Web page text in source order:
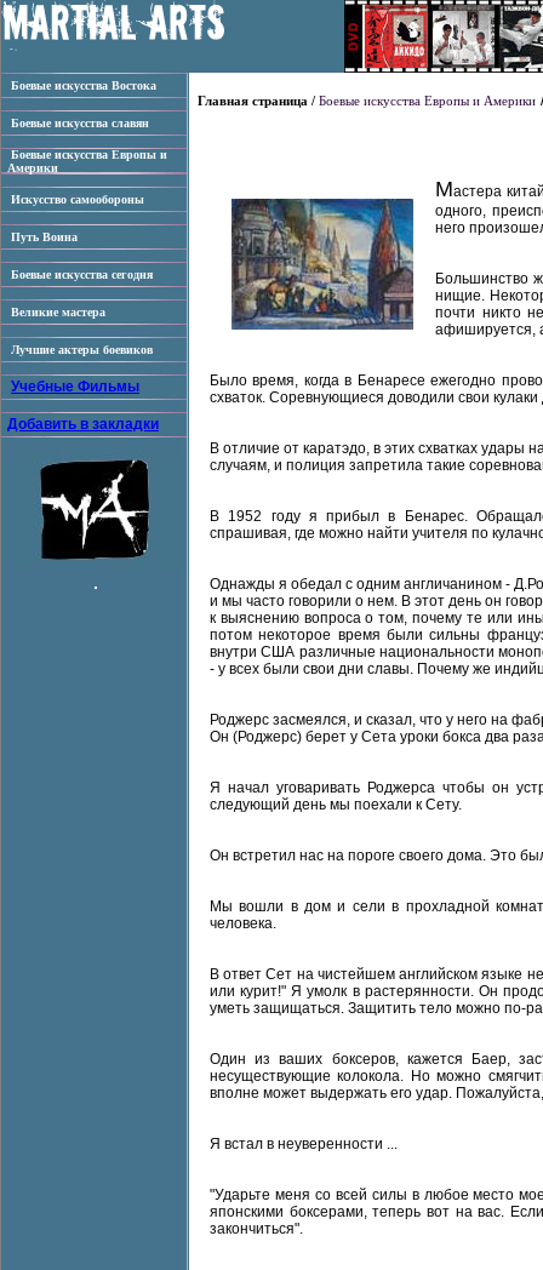
Боевые искусства Востока
Боевые искусства славян
Боевые искусства Европы и
Америки
Искусство самообороны
Путь Воина
Боевые искусства сегодня
Великие мастера
Лучшие актеры боевиков
Учебные Фильмы
Добавить в закладки
Главная страница / Боевые искусства Европы и Америки
Мастера
одного,
него
Большинство
нищие.
почти никто
афишируется,
Было время, когда в Бенаресе ежегодно
схваток. Соревнующиеся доводили свои
В отличие от каратэдо, в этих схватках
случаям, и полиция запретила такие
В 1952 году я прибыл в Бенарес.
спрашивая, где можно найти учителя по
Однажды я обедал с одним англичанином -
и мы часто говорили о нем. В этот день он
к выяснению вопроса о том, почему те или
потом некоторое время были сильны
внутри США различные национальности
- у всех были свои дни славы. Почему же
Роджерс засмеялся, и сказал, что у него на
Он (Роджерс) берет у Сета уроки бокса два
Я начал уговаривать Роджерса чтобы он
следующий день мы поехали к Сету.
Он встретил нас на пороге своего дома. Это
Мы вошли в дом и сели в прохладной
человека.
В ответ Сет на чистейшем английском языке
или курит!" Я умолк в растерянности. Он
уметь защищаться. Защитить тело можно по-
Один из ваших боксеров, кажется Баер,
несуществующие колокола. Но можно
вполне может выдержать его удар. Пожалуйста,
Я встал в неуверенности ...
"Ударьте меня со всей силы в любое место
японскими боксерами, теперь вот на вас.
закончиться".